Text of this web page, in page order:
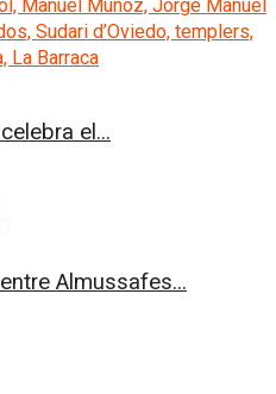
el...
Almussafes...